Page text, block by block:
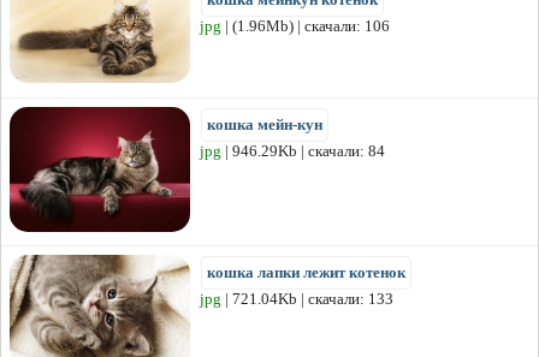
jpg | (1.96Mb) | скачали: 106
кошка мейн-кун
jpg | 946.29Kb | скачали: 84
кошка лапки лежит котенок
jpg | 721.04Kb | скачали: 133